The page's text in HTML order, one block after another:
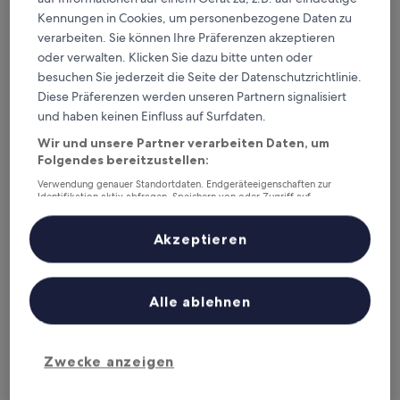
HOTEL M DORADO
HOTEL M DORADO
3.0-
Sterne-
Unterkunft
1,5 km von Lomas De La Estancia Station entfernt
4.0
von
(2
4,0/10 (2 Bewertungen)
53 €
inkl. Steuern & Gebühren
HOTEL MARQUES DEL PEÑON
Kennungen in Cookies, um personenbezogene Daten zu
verarbeiten. Sie können Ihre Präferenzen akzeptieren
oder verwalten. Klicken Sie dazu bitte unten oder
besuchen Sie jederzeit die Seite der Datenschutzrichtlinie.
Diese Präferenzen werden unseren Partnern signalisiert
und haben keinen Einfluss auf Surfdaten.
Wir und unsere Partner verarbeiten Daten, um
Folgendes bereitzustellen:
Verwendung genauer Standortdaten. Endgeräteeigenschaften zur
Identifikation aktiv abfragen. Speichern von oder Zugriff auf
Inhalte, Messung von Werbeleistung und der Performance von Inhalten,
Zielgruppenforschung sowie Entwicklung und Verbesserung von
Liste der Partner (Lieferanten)
Zwecke anzeigen
Alle ablehnen
Akzeptieren